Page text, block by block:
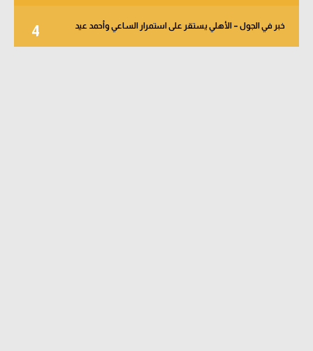
4 خبر في الجول – الأهلي يستقر على استمرار الساعي وأحمد عيد